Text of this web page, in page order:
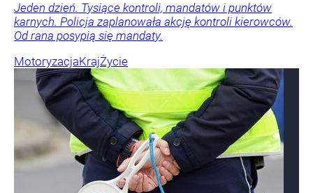
Jeden dzień. Tysiące kontroli, mandatów i punktów
karnych. Policja zaplanowała akcję kontroli kierowców.
Od rana posypią się mandaty.
MotoryzacjaKrajŻycie